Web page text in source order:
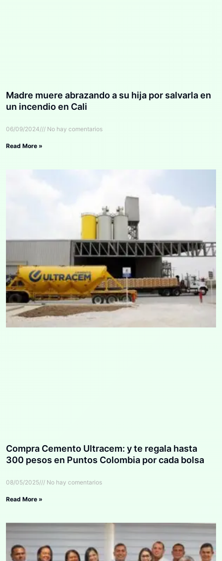
Madre muere abrazando a su hija por salvarla en
un incendio en Cali
06/09/2024 No hay comentarios
Read More »
Compra Cemento Ultracem: y te regala hasta
300 pesos en Puntos Colombia por cada bolsa
08/05/2025 No hay comentarios
Read More »